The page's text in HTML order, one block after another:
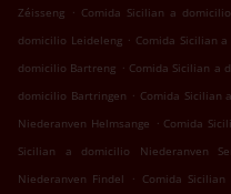
Zéisseng . Comida Sicilian a
domicilio Leideleng . Comida Sicilian
domicilio Bartreng . Comida Sicilian a
domicilio Bartringen . Comida Sicilian
Niederanven Helmsange . Comida
Sicilian a domicilio Niederanven
Niederanven Findel
. Comida